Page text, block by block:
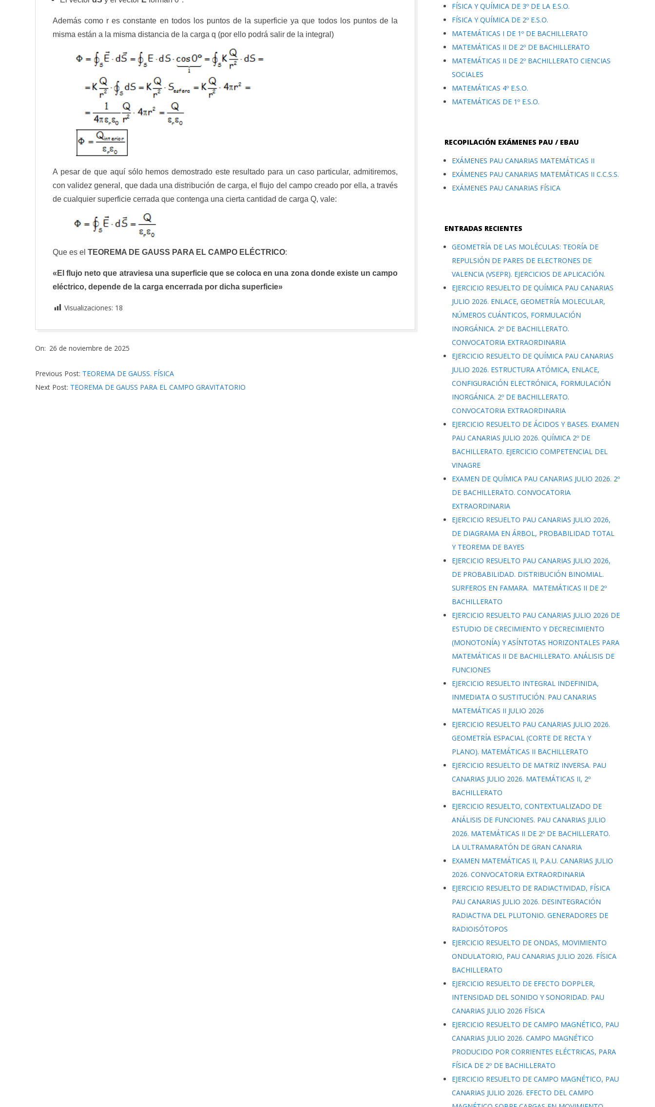
Además como r es constante en todos los puntos de la superficie ya que todos los puntos de la
misma están a la misma distancia de la carga q (por ello podrá salir de la integral)
A pesar de que aquí sólo hemos demostrado este resultado para un caso particular, admitiremos,
con validez general, que dada una distribución de carga, el flujo del campo creado por ella, a través
de cualquier superficie cerrada que contenga una cierta cantidad de carga Q, vale:
Que es el TEOREMA DE GAUSS PARA EL CAMPO ELÉCTRICO:
«El flujo neto que atraviesa una superficie que se coloca en una zona donde existe un campo
eléctrico, depende de la carga encerrada por dicha superficie»
Visualizaciones: 18
11-
On: 26 de noviembre de 2025
Previous Post: TEOREMA DE GAUSS. FÍSICA
Next Post: TEOREMA DE GAUSS PARA EL CAMPO GRAVITATORIO
FÍSICA Y QUÍMICA DE 3º DE LA E.S.O.
FÍSICA Y QUÍMICA DE 2º E.S.O.
MATEMÁTICAS I DE 1º DE BACHILLERATO
MATEMÁTICAS II DE 2º DE BACHILLERATO
MATEMÁTICAS II DE 2º BACHILLERATO CIENCIAS
SOCIALES
MATEMÁTICAS 4º E.S.O.
MATEMÁTICAS DE 1º E.S.O.
RECOPILACIÓN EXÁMENES PAU / EBAU
EXÁMENES PAU CANARIAS MATEMÁTICAS II
EXÁMENES PAU CANARIAS MATEMÁTICAS II C.C.S.S.
EXÁMENES PAU CANARIAS FÍSICA
ENTRADAS RECIENTES
GEOMETRÍA DE LAS MOLÉCULAS: TEORÍA DE
REPULSIÓN DE PARES DE ELECTRONES DE
VALENCIA (VSEPR). EJERCICIOS DE APLICACIÓN.
EJERCICIO RESUELTO DE QUÍMICA PAU CANARIAS
JULIO 2026. ENLACE, GEOMETRÍA MOLECULAR,
NÚMEROS CUÁNTICOS, FORMULACIÓN
INORGÁNICA. 2º DE BACHILLERATO.
CONVOCATORIA EXTRAORDINARIA
EJERCICIO RESUELTO DE QUÍMICA PAU CANARIAS
JULIO 2026. ESTRUCTURA ATÓMICA, ENLACE,
CONFIGURACIÓN ELECTRÓNICA, FORMULACIÓN
INORGÁNICA. 2º DE BACHILLERATO.
CONVOCATORIA EXTRAORDINARIA
EJERCICIO RESUELTO DE ÁCIDOS Y BASES. EXAMEN
PAU CANARIAS JULIO 2026. QUÍMICA 2º DE
BACHILLERATO. EJERCICIO COMPETENCIAL DEL
VINAGRE
EXAMEN DE QUÍMICA PAU CANARIAS JULIO 2026. 2º
DE BACHILLERATO. CONVOCATORIA
EXTRAORDINARIA
EJERCICIO RESUELTO PAU CANARIAS JULIO 2026,
DE DIAGRAMA EN ÁRBOL, PROBABILIDAD TOTAL
Y TEOREMA DE BAYES
EJERCICIO RESUELTO PAU CANARIAS JULIO 2026,
DE PROBABILIDAD. DISTRIBUCIÓN BINOMIAL.
SURFEROS EN FAMARA. MATEMÁTICAS II DE 2º
BACHILLERATO
EJERCICIO RESUELTO PAU CANARIAS JULIO 2026 DE
ESTUDIO DE CRECIMIENTO Y DECRECIMIENTO
(MONOTONÍA) Y ASÍNTOTAS HORIZONTALES PARA
MATEMÁTICAS II DE BACHILLERATO. ANÁLISIS DE
FUNCIONES
EJERCICIO RESUELTO INTEGRAL INDEFINIDA,
INMEDIATA O SUSTITUCIÓN. PAU CANARIAS
MATEMÁTICAS II JULIO 2026
EJERCICIO RESUELTO PAU CANARIAS JULIO 2026.
GEOMETRÍA ESPACIAL (CORTE DE RECTA Y
PLANO). MATEMÁTICAS II BACHILLERATO
EJERCICIO RESUELTO DE MATRIZ INVERSA. PAU
CANARIAS JULIO 2026. MATEMÁTICAS II, 2º
BACHILLERATO
EJERCICIO RESUELTO, CONTEXTUALIZADO DE
ANÁLISIS DE FUNCIONES. PAU CANARIAS JULIO
2026. MATEMÁTICAS II DE 2º DE BACHILLERATO.
LA ULTRAMARATÓN DE GRAN CANARIA
EXAMEN MATEMÁTICAS II, P.A.U. CANARIAS JULIO
2026. CONVOCATORIA EXTRAORDINARIA
EJERCICIO RESUELTO DE RADIACTIVIDAD, FÍSICA
PAU CANARIAS JULIO 2026. DESINTEGRACIÓN
RADIACTIVA DEL PLUTONIO. GENERADORES DE
RADIOISÓTOPOS
EJERCICIO RESUELTO DE ONDAS, MOVIMIENTO
ONDULATORIO, PAU CANARIAS JULIO 2026. FÍSICA
BACHILLERATO
EJERCICIO RESUELTO DE EFECTO DOPPLER,
INTENSIDAD DEL SONIDO Y SONORIDAD. PAU
CANARIAS JULIO 2026 FÍSICA
EJERCICIO RESUELTO DE CAMPO MAGNÉTICO, PAU
CANARIAS JULIO 2026. CAMPO MAGNÉTICO
PRODUCIDO POR CORRIENTES ELÉCTRICAS, PARA
FÍSICA DE 2º DE BACHILLERATO
EJERCICIO RESUELTO DE CAMPO MAGNÉTICO, PAU
CANARIAS JULIO 2026. EFECTO DEL CAMPO